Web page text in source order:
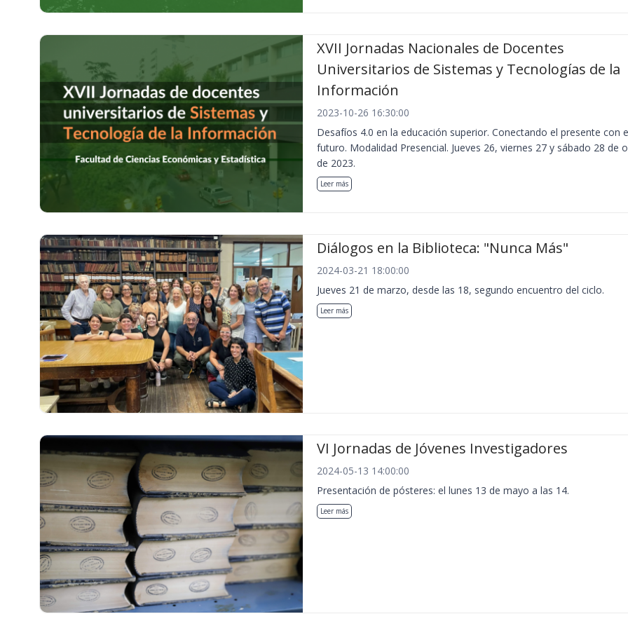
XVII Jornadas Nacionales de Docentes
Universitarios de Sistemas y Tecnologías de la
Información
2023-10-26 16:30:00
Desafíos 4.0 en la educación superior. Conectando el presente con
futuro. Modalidad Presencial. Jueves 26, viernes 27 y sábado 28 de
de 2023.
Leer más
Diálogos en la Biblioteca: "Nunca Más"
2024-03-21 18:00:00
Jueves 21 de marzo, desde las 18, segundo encuentro del ciclo.
Leer más
VI Jornadas de Jóvenes Investigadores
2024-05-13 14:00:00
Presentación de pósteres: el lunes 13 de mayo a las 14.
Leer más